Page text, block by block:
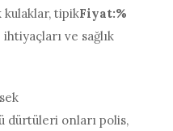
kulaklar, tipikFiyat:%
ve sağlık
dürtüleri onları polis,